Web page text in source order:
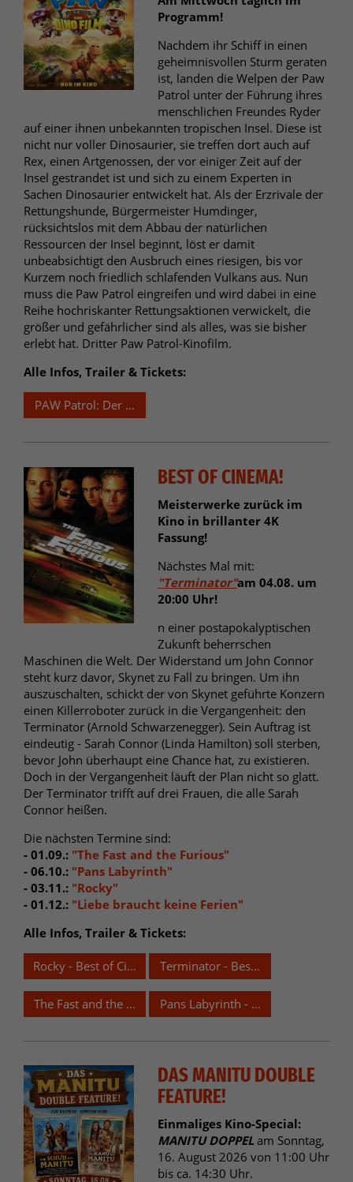
Programm!
Nachdem ihr Schiff in einen
geheimnisvollen Sturm geraten
ist, landen die Welpen der Paw
Patrol unter der Führung ihres
menschlichen Freundes Ryder
auf einer ihnen unbekannten tropischen Insel. Diese ist
nicht nur voller Dinosaurier, sie treffen dort auch auf
Rex, einen Artgenossen, der vor einiger Zeit auf der
Insel gestrandet ist und sich zu einem Experten in
Sachen Dinosaurier entwickelt hat. Als der Erzrivale der
Rettungshunde, Bürgermeister Humdinger,
rücksichtslos mit dem Abbau der natürlichen
Ressourcen der Insel beginnt, löst er damit
unbeabsichtigt den Ausbruch eines riesigen, bis vor
Kurzem noch friedlich schlafenden Vulkans aus. Nun
muss die Paw Patrol eingreifen und wird dabei in eine
Reihe hochriskanter Rettungsaktionen verwickelt, die
größer und gefährlicher sind als alles, was sie bisher
erlebt hat. Dritter Paw Patrol-Kinofilm.
Alle Infos, Trailer & Tickets:
PAW Patrol: Der Dino Film
BEST OF CINEMA!
Meisterwerke zurück im
Kino in brillanter 4K
Fassung!
Nächstes Mal mit:
"Terminator"am 04.08. um
20:00 Uhr!
n einer postapokalyptischen
Zukunft beherrschen
Maschinen die Welt. Der Widerstand um John Connor
steht kurz davor, Skynet zu Fall zu bringen. Um ihn
auszuschalten, schickt der von Skynet geführte Konzern
einen Killerroboter zurück in die Vergangenheit: den
Terminator (Arnold Schwarzenegger). Sein Auftrag ist
eindeutig - Sarah Connor (Linda Hamilton) soll sterben,
bevor John überhaupt eine Chance hat, zu existieren.
Doch in der Vergangenheit läuft der Plan nicht so glatt.
Der Terminator trifft auf drei Frauen, die alle Sarah
Connor heißen.
Die nächsten Termine sind:
- 01.09.: "The Fast and the Furious"
- 06.10.: "Pans Labyrinth"
- 03.11.: "Rocky"
- 01.12.: "Liebe braucht keine Ferien"
Alle Infos, Trailer & Tickets:
Rocky - Best of Cinema Terminator - Best of Cinema
The Fast and the Furious - Best of Cinema
Pans Labyrinth - Best of Cinema
DAS MANITU DOUBLE
FEATURE!
Einmaliges Kino-Special:
MANITU DOPPELam Sonntag,
16. August 2026 von 11:00 Uhr
bis ca. 14:30 Uhr.